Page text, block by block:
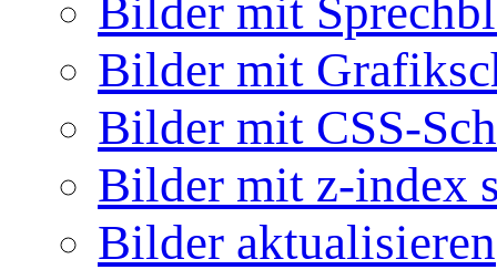
Bilder mit
Bilder mit
Bilder mit CSS-
Bilder mit z-index
Bilder aktualisieren